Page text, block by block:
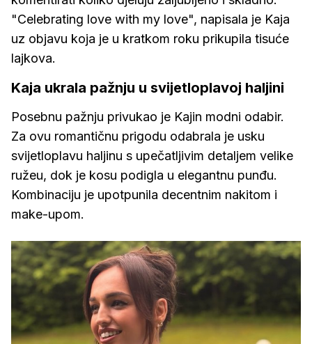
"Celebrating love with my love", napisala je Kaja
uz objavu koja je u kratkom roku prikupila tisuće
lajkova.
Kaja ukrala pažnju u svijetloplavoj haljini
Posebnu pažnju privukao je Kajin modni odabir.
Za ovu romantičnu prigodu odabrala je usku
svijetloplavu haljinu s upečatljivim detaljem velike
ružeu, dok je kosu podigla u elegantnu punđu.
Kombinaciju je upotpunila decentnim nakitom i
make-upom.